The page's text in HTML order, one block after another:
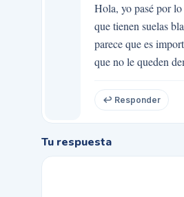
Hola, yo pasé por
que tienen suelas
parece que es
que no le queden
↩ Responder
Tu respuesta